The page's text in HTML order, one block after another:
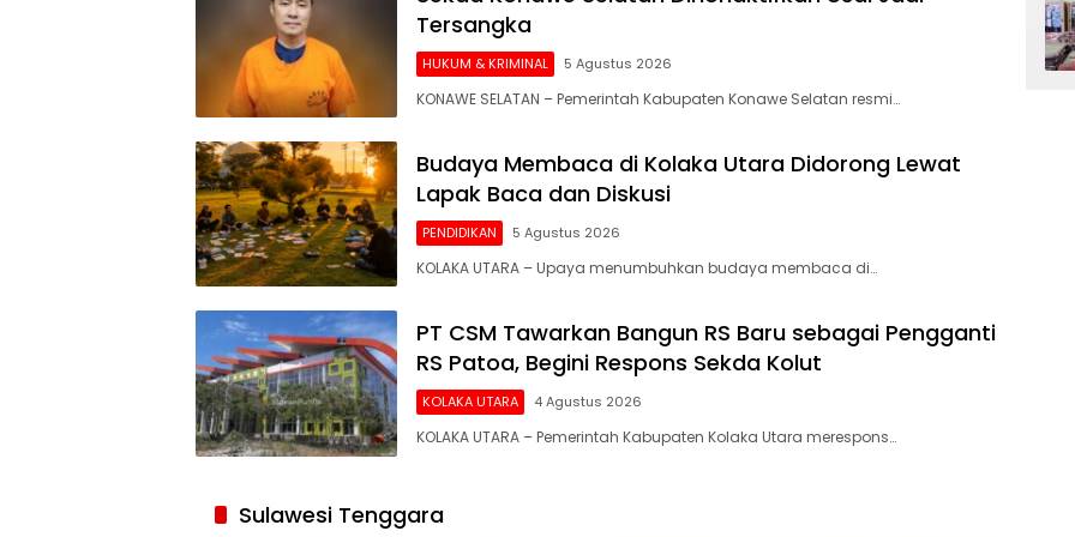
Tersangka
HUKUM & KRIMINAL 5 Agustus 2026
KONAWE SELATAN – Pemerintah Kabupaten Konawe Selatan resmi…
Budaya Membaca di Kolaka Utara Didorong Lewat
Lapak Baca dan Diskusi
PENDIDIKAN 5 Agustus 2026
KOLAKA UTARA – Upaya menumbuhkan budaya membaca di…
PT CSM Tawarkan Bangun RS Baru sebagai Pengganti
RS Patoa, Begini Respons Sekda Kolut
KOLAKA UTARA 4 Agustus 2026
KOLAKA UTARA – Pemerintah Kabupaten Kolaka Utara merespons…
Siaran
Sulawesi Tenggara